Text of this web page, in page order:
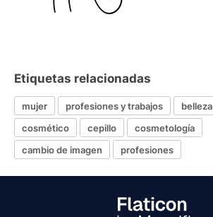
Etiquetas relacionadas
mujer profesiones y trabajos belleza
cosmético
cepillo
cosmetología
cambio de imagen
profesiones